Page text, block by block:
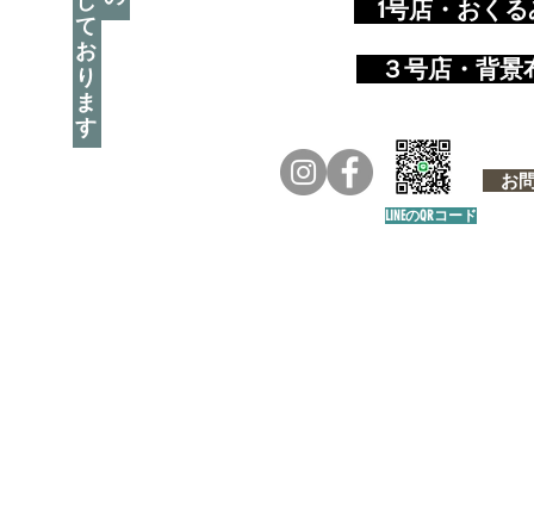
1号店・おく
​ ３号店・背
お
LINEのQRコード